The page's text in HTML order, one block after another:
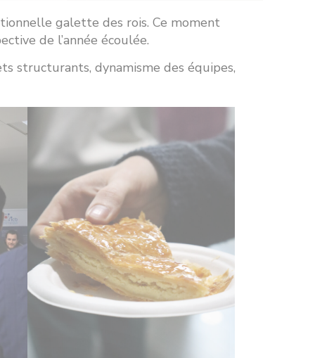
galette des rois. Ce moment
de l’année écoulée.
structurants, dynamisme des équipes,